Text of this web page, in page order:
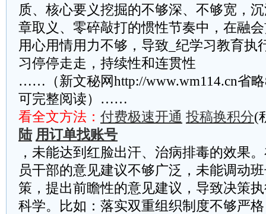
质、核心要义挖掘的不够深、不够宽，
章取义、零碎敲打的惯性节奏中，在融
用心用情用力不够，导致_纪学习教育执
习停停走走，持续性和连贯性
……（新文秘网http://www.wm114.cn省
可完整阅读）……
看全文方法： 付费极速开通 投稿换积分(
陆 用订单找账号
，未能达到红脸出汗、治病排毒的效果
员干部的意见建议不够广泛，未能调动
策，提出前瞻性的意见建议，导致决策
科学。比如：落实双重组织制度不够严